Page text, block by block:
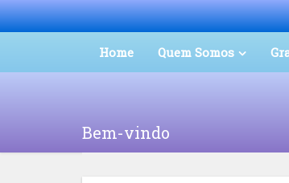
Home Quem Somos
Bem-vindo